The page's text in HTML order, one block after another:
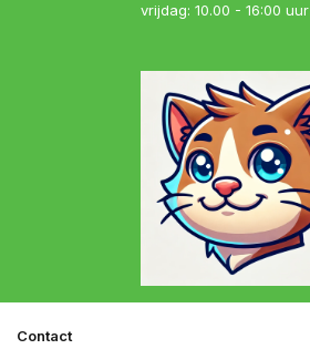
vrijdag: 10.00 - 16:00 uur
Contact